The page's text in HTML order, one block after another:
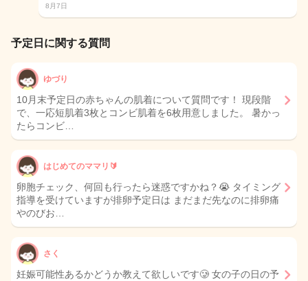
8月7日
予定日に関する質問
ゆづり
10月末予定日の赤ちゃんの肌着について質問です！ 現段階
で、一応短肌着3枚とコンビ肌着を6枚用意しました。 暑かっ
たらコンビ…
はじめてのママリ🔰
卵胞チェック、何回も行ったら迷惑ですかね？😭 タイミング
指導を受けていますが排卵予定日は まだまだ先なのに排卵痛
やのびお…
さく
妊娠可能性あるかどうか教えて欲しいです🥲 女の子の日の予